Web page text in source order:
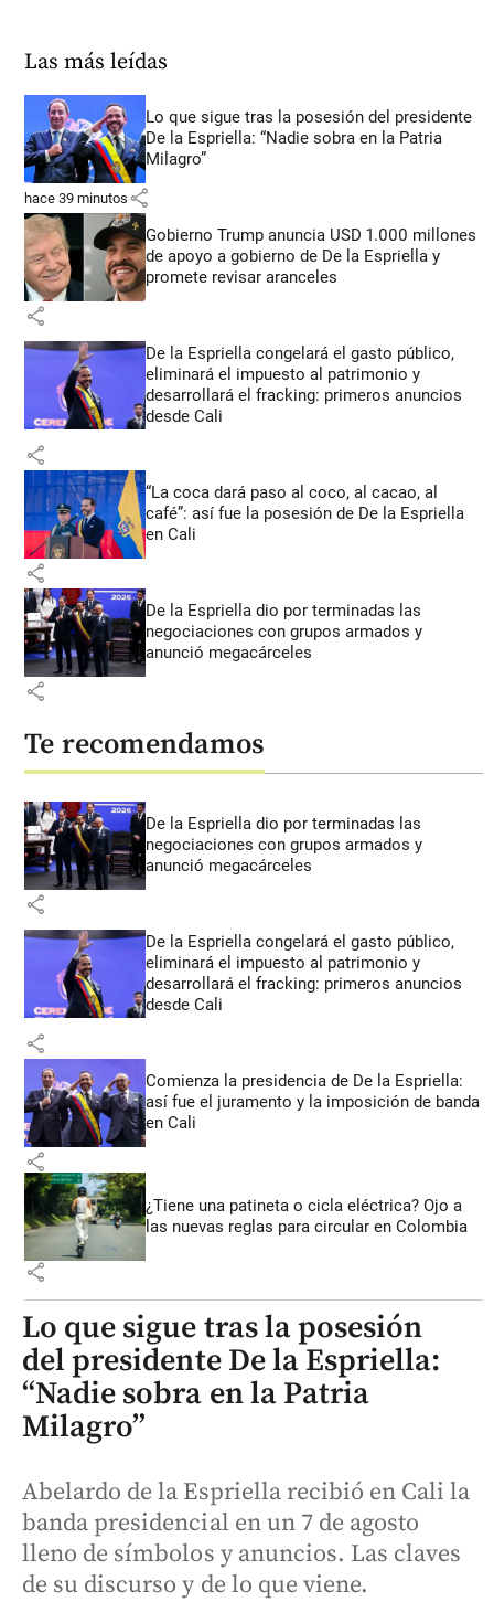
Las más leídas
Lo que sigue tras la posesión del presidente
De la Espriella: “Nadie sobra en la Patria
Milagro”
hace 39 minutos share
Gobierno Trump anuncia USD 1.000 millones
de apoyo a gobierno de De la Espriella y
promete revisar aranceles
share
De la Espriella congelará el gasto público,
eliminará el impuesto al patrimonio y
desarrollará el fracking: primeros anuncios
desde Cali
share
“La coca dará paso al coco, al cacao, al
café”: así fue la posesión de De la Espriella
en Cali
share
De la Espriella dio por terminadas las
negociaciones con grupos armados y
anunció megacárceles
share
Te recomendamos
De la Espriella dio por terminadas las
negociaciones con grupos armados y
anunció megacárceles
share
De la Espriella congelará el gasto público,
eliminará el impuesto al patrimonio y
desarrollará el fracking: primeros anuncios
desde Cali
share
Comienza la presidencia de De la Espriella:
así fue el juramento y la imposición de banda
en Cali
share
¿Tiene una patineta o cicla eléctrica? Ojo a
las nuevas reglas para circular en Colombia
share
Lo que sigue tras la posesión
del presidente De la Espriella:
“Nadie sobra en la Patria
Milagro”
Abelardo de la Espriella recibió en Cali la
banda presidencial en un 7 de agosto
lleno de símbolos y anuncios. Las claves
de su discurso y de lo que viene.